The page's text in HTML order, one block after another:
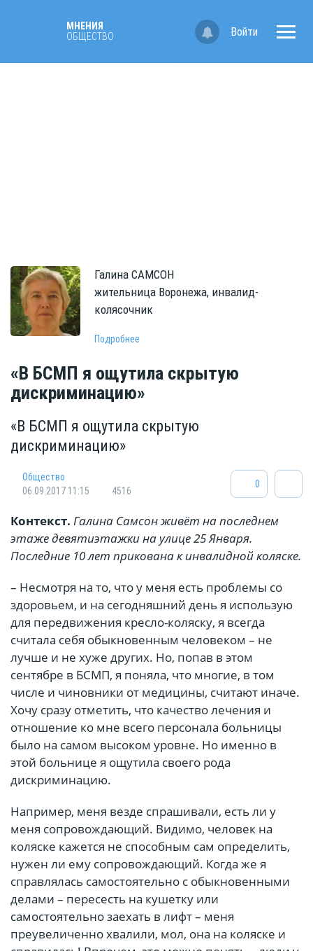
МНЕНИЯ
ОБЩЕСТВО
Войти
Галина САМСОН
жительница Воронежа, инвалид-
колясочник
Подробнее
«В БСМП я ощутила скрытую
дискриминацию»
«В БСМП я ощутила скрытую
дискриминацию»
Общество
06.09.2017 11:15
4516
0
Контекст. Галина Самсон живёт на последнем
этаже девятиэтажки на улице 25 Января.
Последние 10 лет прикована к инвалидной коляске.
– Несмотря на то, что у меня есть проблемы со
здоровьем, и на сегодняшний день я использую
для передвижения кресло-коляску, я всегда
считала себя обыкновенным человеком – не
лучше и не хуже других. Но, попав в этом
сентябре в БСМП, я поняла, что многие, в том
числе и чиновники от медицины, считают иначе.
Хочу сразу отметить, что качество лечения и
отношение ко мне всего персонала больницы
было на самом высоком уровне. Но именно в
этой больнице я ощутила своего рода
дискриминацию.
Например, меня везде спрашивали, есть ли у
меня сопровождающий. Видимо, человек на
коляске кажется не способным сам определить,
нужен ли ему сопровождающий. Когда же я
справлялась самостоятельно с обыкновенными
делами – пересесть на кушетку или
самостоятельно заехать в лифт – меня
преувеличенно хвалили, мол, она на коляске и